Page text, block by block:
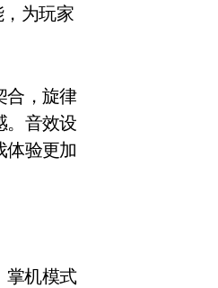
为玩家
合，旋律
。音效设
体验更加
掌机模式